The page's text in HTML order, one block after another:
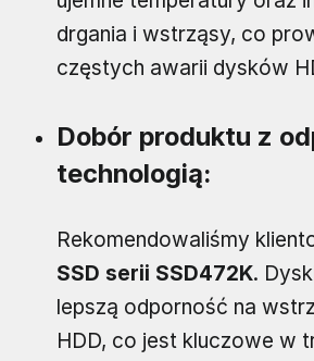
drgania i wstrząsy, co
częstych awarii dysków
Dobór produktu z
technologią:
Rekomendowaliśmy
SSD serii SSD472K.
lepszą odporność na
HDD, co jest kluczowe w